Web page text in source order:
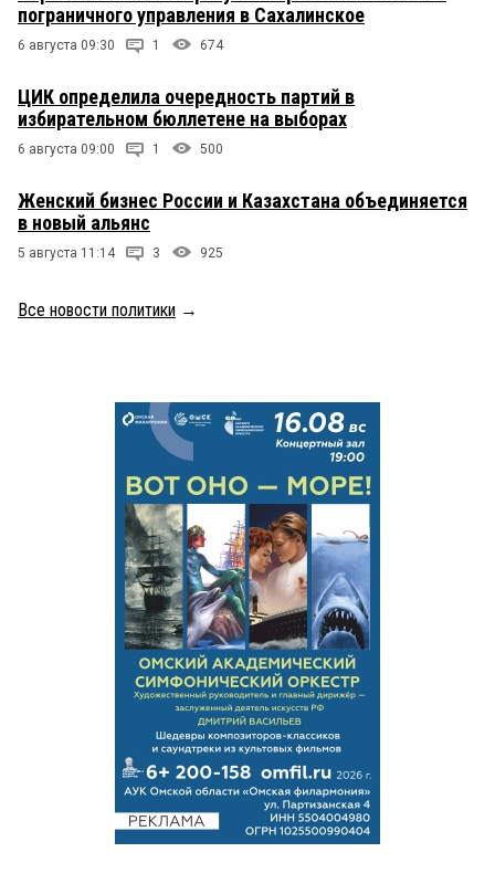
пограничного управления в Сахалинское
6 августа 09:30 1 674
ЦИК определила очередность партий в
избирательном бюллетене на выборах
6 августа 09:00 1 500
Женский бизнес России и Казахстана объединяется
в новый альянс
5 августа 11:14 3 925
Все новости политики →